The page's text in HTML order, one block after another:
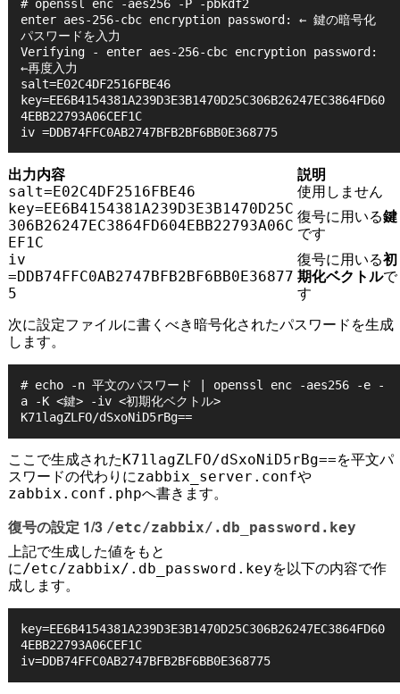
# openssl enc -aes256 -P -pbkdf2
enter aes-256-cbc encryption password: ← 鍵の暗号化
パスワードを入力
Verifying - enter aes-256-cbc encryption password:
←再度入力
salt=E02C4DF2516FBE46
key=EE6B4154381A239D3E3B1470D25C306B26247EC3864FD60
4EBB22793A06CEF1C
iv =DDB74FFC0AB2747BFB2BF6BB0E368775
出力内容
説明
salt=E02C4DF2516FBE46
使用しません
key=EE6B4154381A239D3E3B1470D25C
306B26247EC3864FD604EBB22793A06C
EF1C
復号に用いる鍵
です
iv
=DDB74FFC0AB2747BFB2BF6BB0E36877
5
復号に用いる初
期化ベクトルで
す
次に設定ファイルに書くべき暗号化されたパスワードを生成
します。
# echo -n 平文のパスワード | openssl enc -aes256 -e -
a -K <鍵> -iv <初期化ベクトル>
K71lagZLFO/dSxoNiD5rBg==
ここで生成されたK71lagZLFO/dSxoNiD5rBg==を平文パ
スワードの代わりにzabbix_server.confや
zabbix.conf.phpへ書きます。
復号の設定 1/3 /etc/zabbix/.db_password.key
上記で生成した値をもと
に/etc/zabbix/.db_password.keyを以下の内容で作
成します。
key=EE6B4154381A239D3E3B1470D25C306B26247EC3864FD60
4EBB22793A06CEF1C
iv=DDB74FFC0AB2747BFB2BF6BB0E368775